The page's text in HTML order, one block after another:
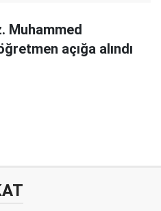
Muhammed
açığa alındı